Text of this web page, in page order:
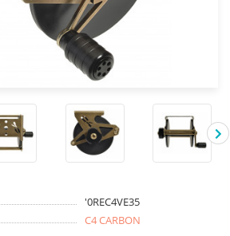
'0REC4VE35
C4 CARBON